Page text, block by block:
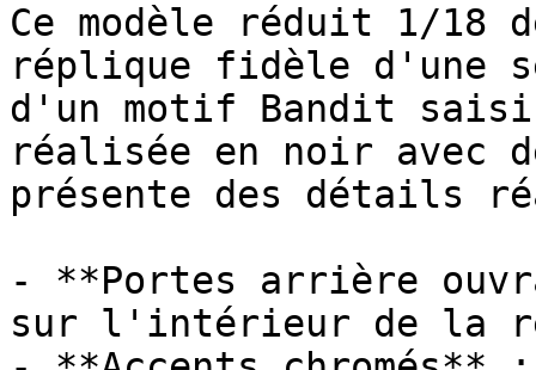
Ce modèle réduit 1/18
réplique fidèle d'une
d'un motif Bandit
réalisée en noir avec
présente des détails
- **Portes arrière
sur l'intérieur de la